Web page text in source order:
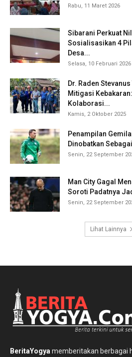
Rabu, 11 Maret 2026
Sibarani Perkuat
Sosialisasikan 4
Desa...
Selasa, 10 Februari 2026
Dr. Raden
Mitigasi
Kolaborasi...
Kamis, 2 Oktober 2025
Penampilan
Dinobatkan
Senin, 22 September
Man City Gagal
Soroti Padatnya
Senin, 22 September
Lihat Lainnya
BeritaYogyamemberitakan berbagai